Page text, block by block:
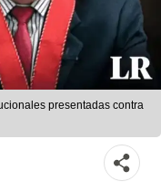
presentadas contra